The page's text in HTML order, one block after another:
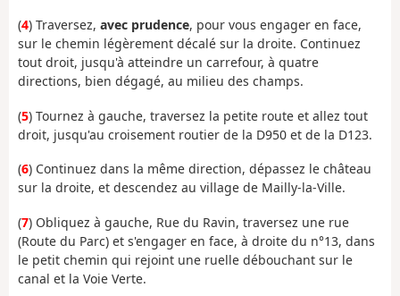
(4) Traversez, avec prudence, pour vous engager en face,
sur le chemin légèrement décalé sur la droite. Continuez
tout droit, jusqu'à atteindre un carrefour, à quatre
directions, bien dégagé, au milieu des champs.
(5) Tournez à gauche, traversez la petite route et allez tout
droit, jusqu'au croisement routier de la D950 et de la D123.
(6) Continuez dans la même direction, dépassez le château
sur la droite, et descendez au village de Mailly-la-Ville.
(7) Obliquez à gauche, Rue du Ravin, traversez une rue
(Route du Parc) et s'engager en face, à droite du n°13, dans
le petit chemin qui rejoint une ruelle débouchant sur le
canal et la Voie Verte.